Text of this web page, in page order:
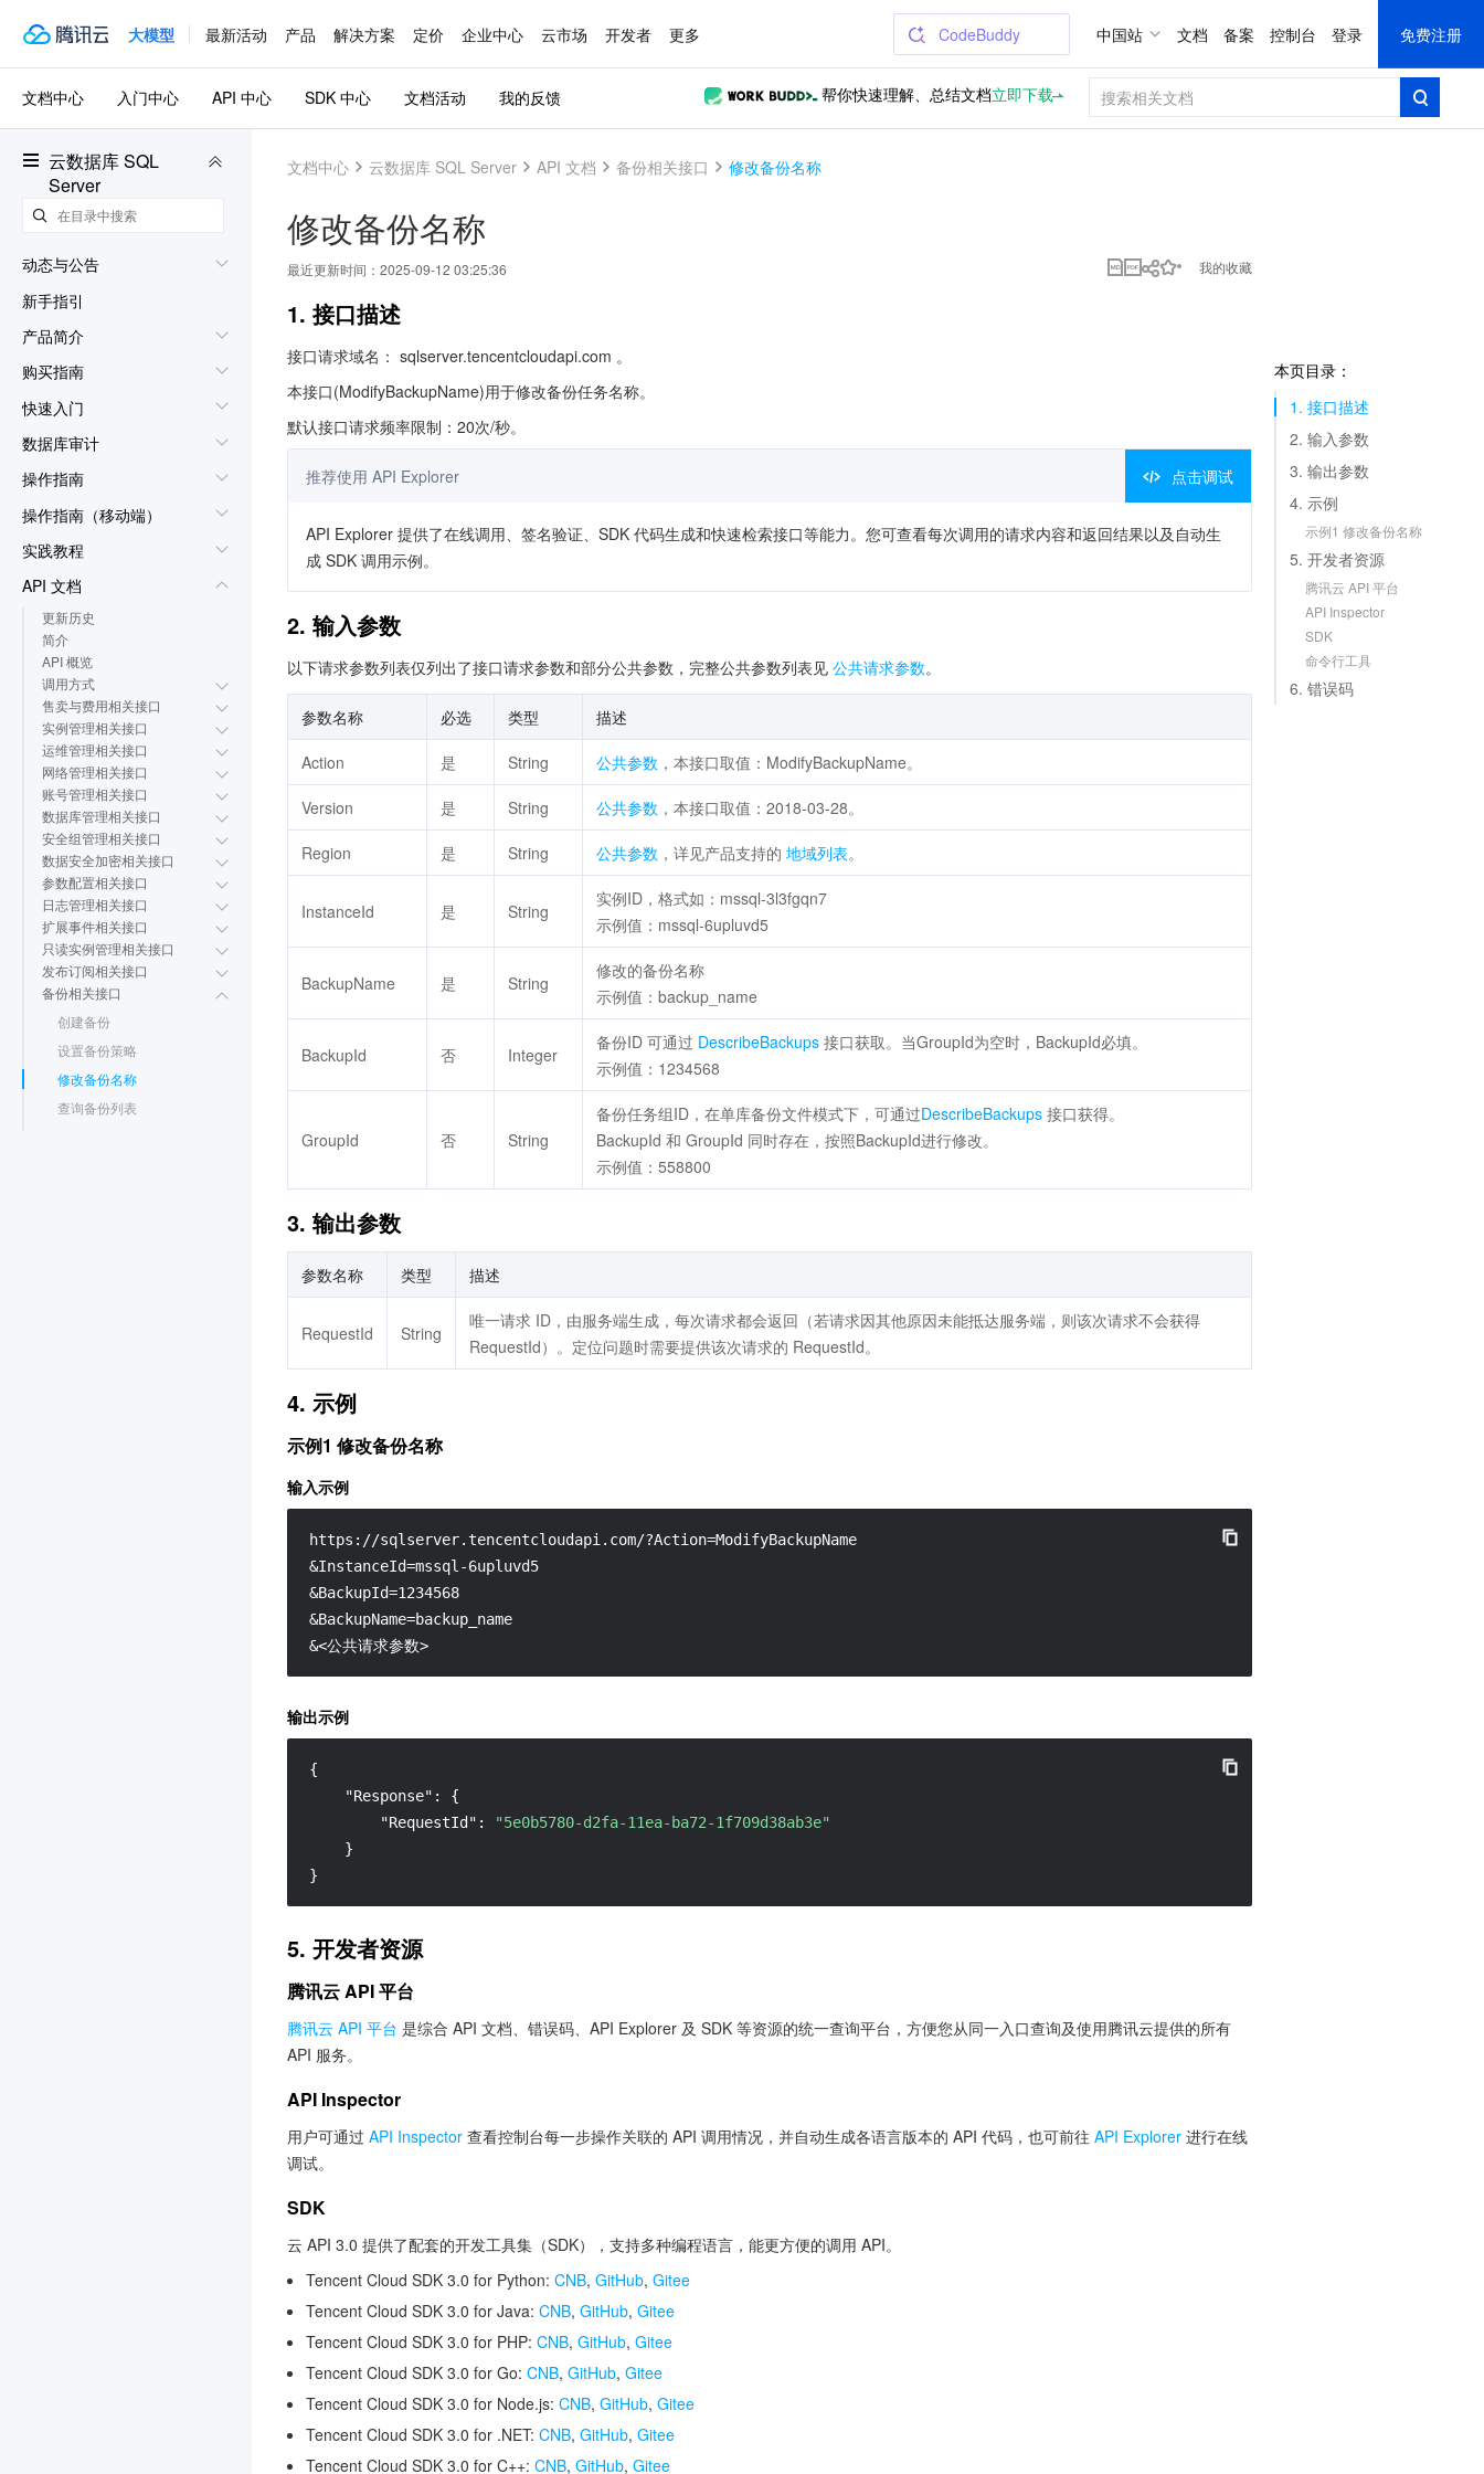
大模型 最新活动 产品 解决方案 定价 企业中心 云市场 开发者 更多 CodeBuddy 中国站 文档 备案 控制台 登录 免费注册
云数据库 SQL
Server
动态与公告
新手指引
产品简介
购买指南
快速入门
数据库审计
操作指南
操作指南（移动端）
实践教程
API 文档
更新历史
简介
API 概览
调用方式
售卖与费用相关接口
实例管理相关接口
运维管理相关接口
网络管理相关接口
账号管理相关接口
数据库管理相关接口
安全组管理相关接口
数据安全加密相关接口
参数配置相关接口
日志管理相关接口
扩展事件相关接口
只读实例管理相关接口
发布订阅相关接口
备份相关接口
创建备份
设置备份策略
修改备份名称
查询备份列表
文档中心 入门中心 API 中心 SDK 中心 文档活动 我的反馈 帮你快速理解、总结文档立即下载
文档中心 云数据库 SQL Server API 文档 备份相关接口 修改备份名称
修改备份名称
最近更新时间： 2025-09-12 03:25:36 我的收藏
本页目录：
1. 接口描述
2. 输入参数
3. 输出参数
4. 示例
示例1 修改备份名称
5. 开发者资源
腾讯云 API 平台
API Inspector
SDK
命令行工具
6. 错误码
1. 接口描述
接口请求域名： sqlserver.tencentcloudapi.com 。
本接口(ModifyBackupName)用于修改备份任务名称。
默认接口请求频率限制：20次/秒。
推荐使用 API Explorer 点击调试
API Explorer 提供了在线调用、签名验证、SDK 代码生成和快速检索接口等能力。您可查看每次调用的请求内容和返回结果以及自动生
成 SDK 调用示例。
2. 输入参数
以下请求参数列表仅列出了接口请求参数和部分公共参数，完整公共参数列表见 公共请求参数。
参数名称 必选 类型 描述
Action 是 String 公共参数 ，本接口取值：ModifyBackupName。
Version 是 String 公共参数 ，本接口取值：2018-03-28。
Region 是 String 公共参数 ，详见产品支持的 地域列表。
InstanceId 是 String
实例ID，格式如：mssql-3l3fgqn7
示例值：mssql-6upluvd5
BackupName 是 String
修改的备份名称
示例值：backup_name
BackupId 否 Integer
备份ID 可通过 DescribeBackups 接口获取。当GroupId为空时，BackupId必填。
示例值：1234568
GroupId 否 String
备份任务组ID，在单库备份文件模式下，可通过DescribeBackups 接口获得。
BackupId 和 GroupId 同时存在，按照BackupId进行修改。
示例值：558800
3. 输出参数
参数名称 类型 描述
RequestId String
唯一请求 ID，由服务端生成，每次请求都会返回（若请求因其他原因未能抵达服务端，则该次请求不会获得
RequestId）。定位问题时需要提供该次请求的 RequestId。
4. 示例
示例1 修改备份名称
输入示例
https://sqlserver.tencentcloudapi.com/?Action=ModifyBackupName
&InstanceId=mssql-6upluvd5
&BackupId=1234568
&BackupName=backup_name
&<公共请求参数>
输出示例
{
"Response" :
{
"RequestId" :
"5e0b5780-d2fa-11ea-ba72-1f709d38ab3e"
}
}
5. 开发者资源
腾讯云 API 平台
腾讯云 API 平台 是综合 API 文档、错误码、API Explorer 及 SDK 等资源的统一查询平台，方便您从同一入口查询及使用腾讯云提供的所有
API 服务。
API Inspector
用户可通过 API Inspector 查看控制台每一步操作关联的 API 调用情况，并自动生成各语言版本的 API 代码，也可前往 API Explorer 进行在线
调试。
SDK
云 API 3.0 提供了配套的开发工具集（SDK），支持多种编程语言，能更方便的调用 API。
Tencent Cloud SDK 3.0 for Python: CNB, GitHub, Gitee
Tencent Cloud SDK 3.0 for Java: CNB, GitHub, Gitee
Tencent Cloud SDK 3.0 for PHP: CNB, GitHub, Gitee
Tencent Cloud SDK 3.0 for Go: CNB, GitHub, Gitee
Tencent Cloud SDK 3.0 for Node.js: CNB, GitHub, Gitee
Tencent Cloud SDK 3.0 for .NET: CNB, GitHub, Gitee
Tencent Cloud SDK 3.0 for C++: CNB, GitHub, Gitee